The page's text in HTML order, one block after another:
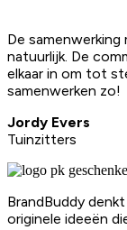
De
natuurlijk. De
elkaar in om tot
samenwerken zo!
Jordy Evers
Tuinzitters
BrandBuddy
originele ideeën